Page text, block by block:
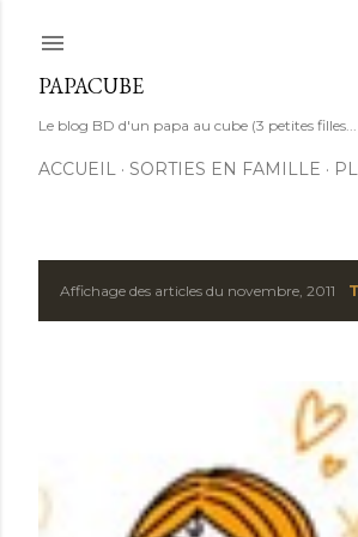
PAPACUBE
Le blog BD d'un papa au cube (3 petites
ACCUEIL SORTIES EN FAMILLE
A
c
Affichage des articles du novembre, 2011